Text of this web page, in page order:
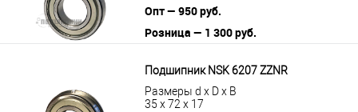
Опт — 950 руб.
Розница — 1 300 руб.
Подшипник NSK 6207 ZZNR
Размеры d x D x B
35 x 72 x 17